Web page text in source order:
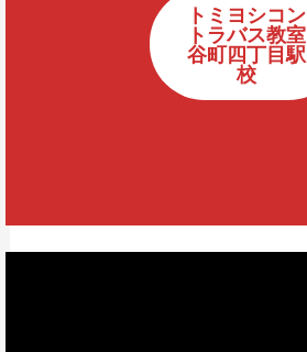
トミヨシコン
トラバス教室
谷町四丁目駅
校